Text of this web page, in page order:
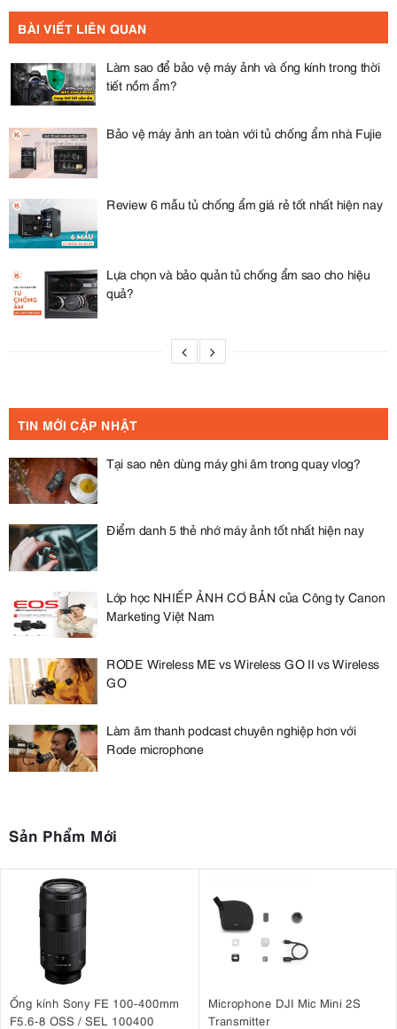
BÀI VIẾT LIÊN QUAN
Làm sao để bảo vệ máy ảnh và ống kính trong thời
tiết nồm ẩm?
Bảo vệ máy ảnh an toàn với tủ chống ẩm nhà Fujie
Review 6 mẫu tủ chống ẩm giá rẻ tốt nhất hiện nay
Lựa chọn và bảo quản tủ chống ẩm sao cho hiệu
quả?
TIN MỚI CẬP NHẬT
Tại sao nên dùng máy ghi âm trong quay vlog?
Điểm danh 5 thẻ nhớ máy ảnh tốt nhất hiện nay
Lớp học NHIẾP ẢNH CƠ BẢN của Công ty Canon
Marketing Việt Nam
RODE Wireless ME vs Wireless GO II vs Wireless
GO
Làm âm thanh podcast chuyên nghiệp hơn với
Rode microphone
Sản Phẩm Mới
Ống kính Sony FE 100-400mm
F5.6-8 OSS / SEL 100400
Microphone DJI Mic Mini 2S
Transmitter